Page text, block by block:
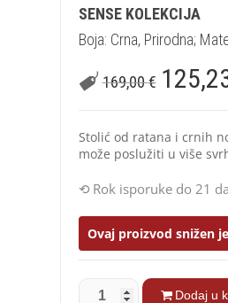
SENSE KOLEKCIJA
Boja: Crna, Prirodna;
169,00€
Stolić od ratana i crnih
može poslužiti u više
Rok isporuke do 21
Ovaj proizvod snižen
Dodaj u